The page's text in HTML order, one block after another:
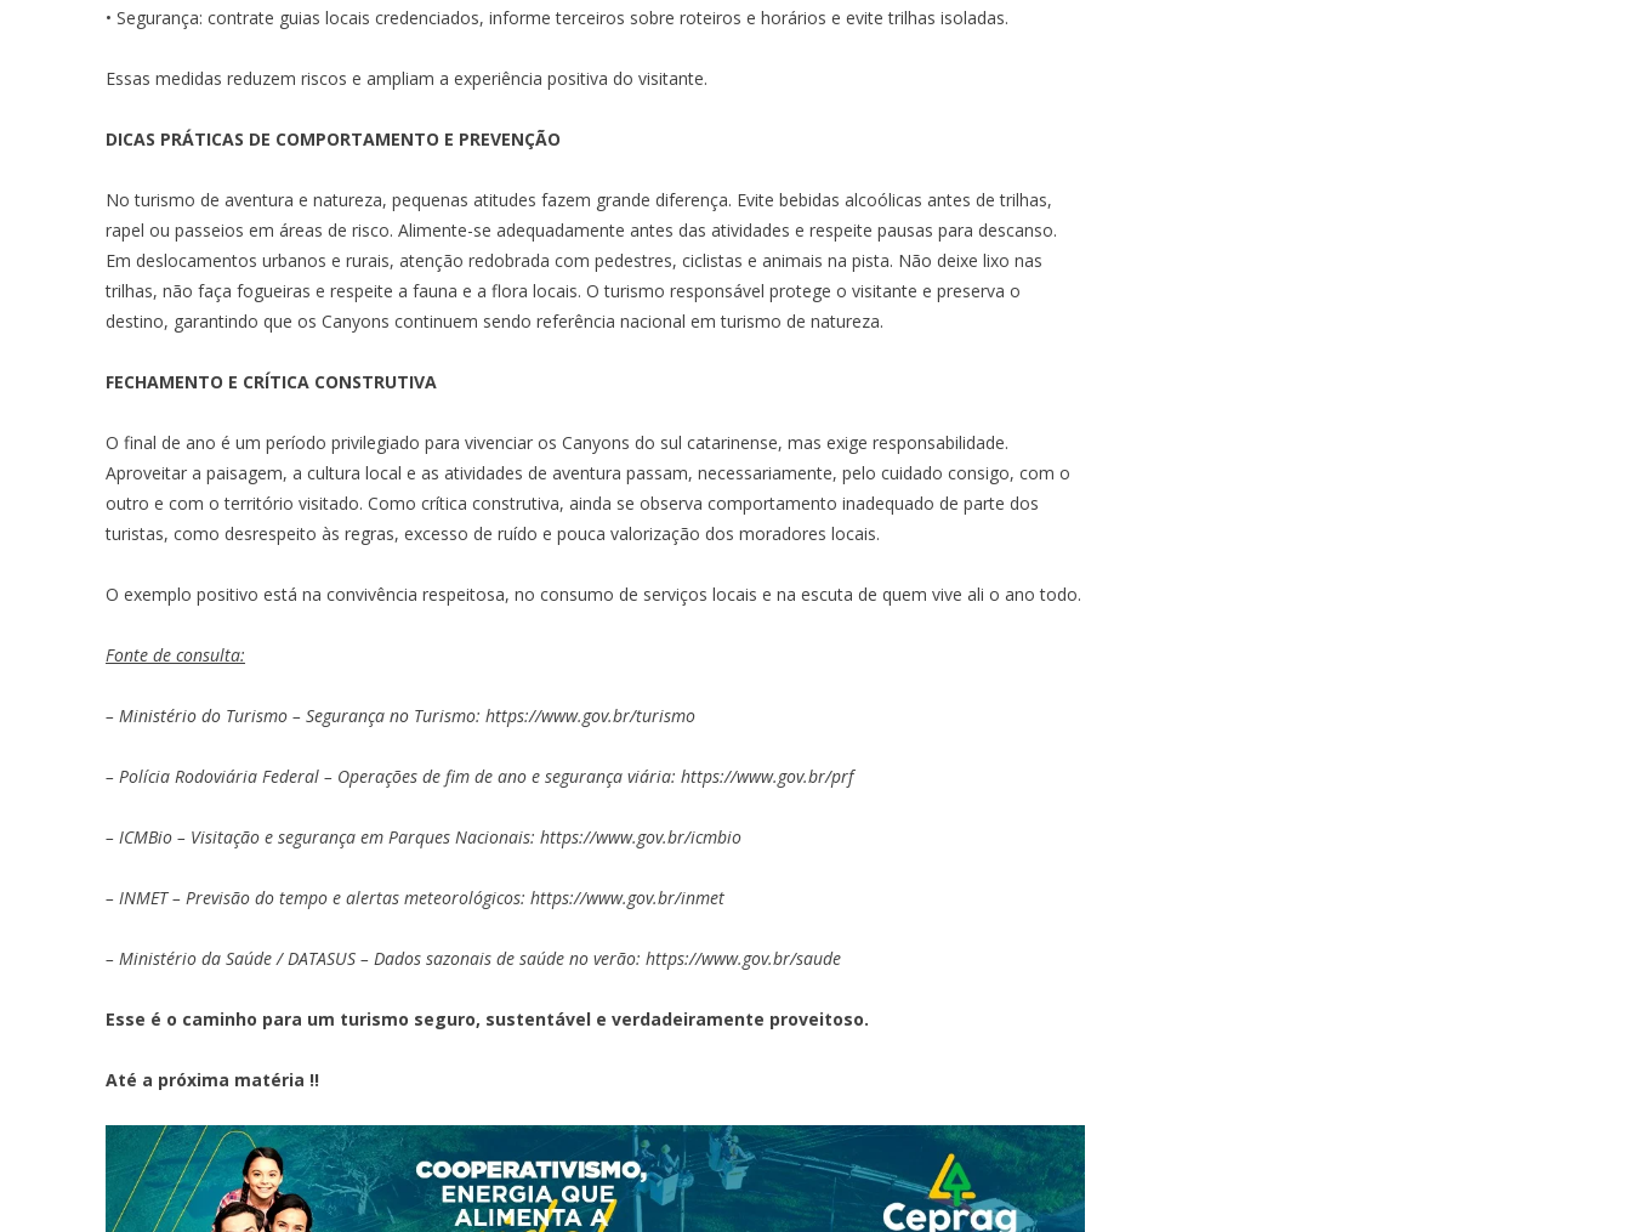
• Segurança: contrate guias locais credenciados, informe terceiros sobre roteiros e horários e evite trilhas isoladas.
Essas medidas reduzem riscos e ampliam a experiência positiva do visitante.
DICAS PRÁTICAS DE COMPORTAMENTO E PREVENÇÃO
No turismo de aventura e natureza, pequenas atitudes fazem grande diferença. Evite bebidas alcoólicas antes de trilhas,
rapel ou passeios em áreas de risco. Alimente-se adequadamente antes das atividades e respeite pausas para descanso.
Em deslocamentos urbanos e rurais, atenção redobrada com pedestres, ciclistas e animais na pista. Não deixe lixo nas
trilhas, não faça fogueiras e respeite a fauna e a flora locais. O turismo responsável protege o visitante e preserva o
destino, garantindo que os Canyons continuem sendo referência nacional em turismo de natureza.
FECHAMENTO E CRÍTICA CONSTRUTIVA
O final de ano é um período privilegiado para vivenciar os Canyons do sul catarinense, mas exige responsabilidade.
Aproveitar a paisagem, a cultura local e as atividades de aventura passam, necessariamente, pelo cuidado consigo, com o
outro e com o território visitado. Como crítica construtiva, ainda se observa comportamento inadequado de parte dos
turistas, como desrespeito às regras, excesso de ruído e pouca valorização dos moradores locais.
O exemplo positivo está na convivência respeitosa, no consumo de serviços locais e na escuta de quem vive ali o ano todo.
Fonte de consulta:
– Ministério do Turismo – Segurança no Turismo: https://www.gov.br/turismo
– Polícia Rodoviária Federal – Operações de fim de ano e segurança viária: https://www.gov.br/prf
– ICMBio – Visitação e segurança em Parques Nacionais: https://www.gov.br/icmbio
– INMET – Previsão do tempo e alertas meteorológicos: https://www.gov.br/inmet
– Ministério da Saúde / DATASUS – Dados sazonais de saúde no verão: https://www.gov.br/saude
Esse é o caminho para um turismo seguro, sustentável e verdadeiramente proveitoso.
Até a próxima matéria !!